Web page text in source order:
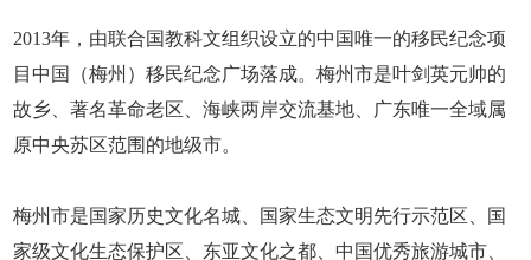
2013年，由联合国教科文组织设立的中国唯一的移民纪念项
目中国（梅州）移民纪念广场落成。梅州市是叶剑英元帅的
故乡、著名革命老区、海峡两岸交流基地、广东唯一全域属
原中央苏区范围的地级市。
梅州市是国家历史文化名城、国家生态文明先行示范区、国
家级文化生态保护区、东亚文化之都、中国优秀旅游城市、